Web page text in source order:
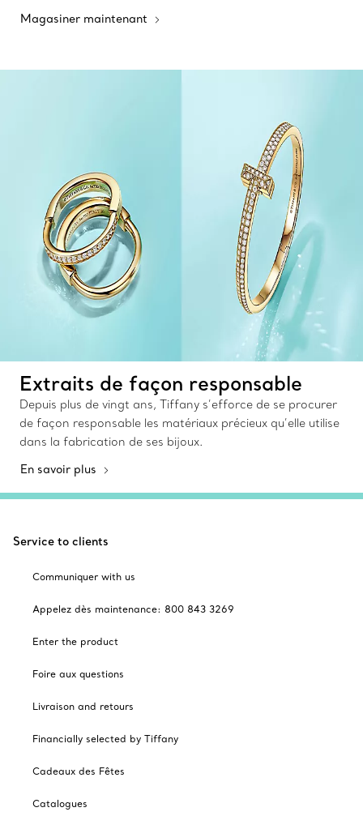
Magasiner maintenant
Extraits de façon responsable
Depuis plus de vingt ans, Tiffany s’efforce de se procurer
de façon responsable les matériaux précieux qu’elle utilise
dans la fabrication de ses bijoux.
En savoir plus
Service to clients
Communiquer with us
Appelez dès maintenance: 800 843 3269
Enter the product
Foire aux questions
Livraison and retours
Financially selected by Tiffany
Cadeaux des Fêtes
Catalogues